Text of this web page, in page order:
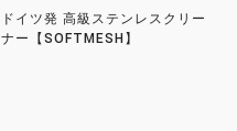
ドイツ発 高級ステンレスクリー
ナー【SOFTMESH】